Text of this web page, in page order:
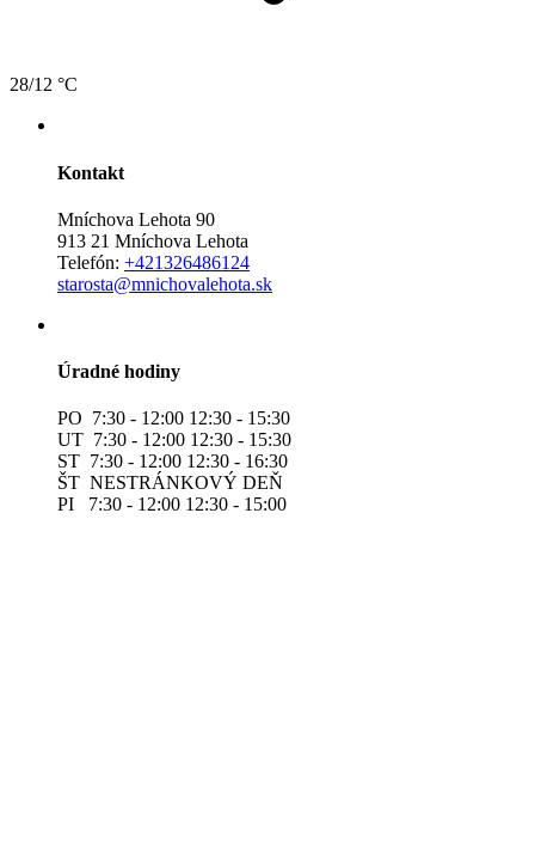
28/12 °C
Kontakt
Mníchova Lehota 90
913 21 Mníchova Lehota
Telefón: +421326486124
starosta@mnichovalehota.sk
Úradné hodiny
PO 7:30 - 12:00 12:30 - 15:30
UT 7:30 - 12:00 12:30 - 15:30
ST 7:30 - 12:00 12:30 - 16:30
ŠT NESTRÁNKOVÝ DEŇ
PI 7:30 - 12:00 12:30 - 15:00